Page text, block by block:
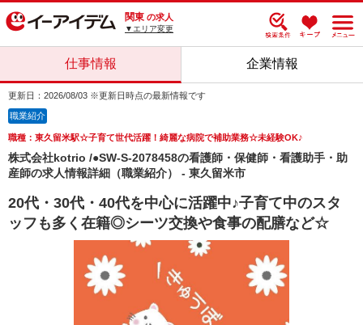
関東 の求人
▼エリア変更
仕事情報 企業情報
更新日：2026/08/03 ※更新日時点の最新情報です
職業紹介
職種：東久留米駅☆子育て世代活躍！綺麗な病院で補助業務☆未経験OK♪
株式会社kotrio /●SW-S-2078458の看護師・保健師・看護助手・助
産師の求人情報詳細（職業紹介） - 東久留米市
20代・30代・40代を中心に活躍中♪子育て中のスタ
ッフも多く在籍◎シーツ交換や食事の配膳など☆